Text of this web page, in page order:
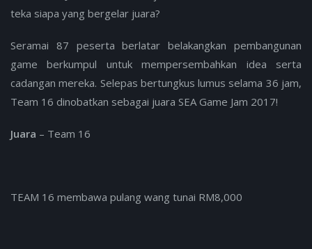
teka siapa yang bergelar juara?
Seramai 87 peserta berlatar belakangkan pembangunan
game berkumpul untuk mempersembahkan idea serta
cadangan mereka. Selepas bertungkus lumus selama 36 jam,
Team 16 dinobatkan sebagai juara SEA Game Jam 2017!
Juara – Team 16
TEAM 16 membawa pulang wang tunai RM8,000